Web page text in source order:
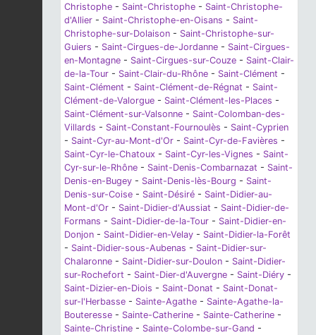
Christophe - Saint-Christophe - Saint-Christophe-
d'Allier - Saint-Christophe-en-Oisans - Saint-
Christophe-sur-Dolaison - Saint-Christophe-sur-
Guiers - Saint-Cirgues-de-Jordanne - Saint-Cirgues-
en-Montagne - Saint-Cirgues-sur-Couze - Saint-Clair-
de-la-Tour - Saint-Clair-du-Rhône - Saint-Clément -
Saint-Clément - Saint-Clément-de-Régnat - Saint-
Clément-de-Valorgue - Saint-Clément-les-Places -
Saint-Clément-sur-Valsonne - Saint-Colomban-des-
Villards - Saint-Constant-Fournoulès - Saint-Cyprien
- Saint-Cyr-au-Mont-d'Or - Saint-Cyr-de-Favières -
Saint-Cyr-le-Chatoux - Saint-Cyr-les-Vignes - Saint-
Cyr-sur-le-Rhône - Saint-Denis-Combarnazat - Saint-
Denis-en-Bugey - Saint-Denis-lès-Bourg - Saint-
Denis-sur-Coise - Saint-Désiré - Saint-Didier-au-
Mont-d'Or - Saint-Didier-d'Aussiat - Saint-Didier-de-
Formans - Saint-Didier-de-la-Tour - Saint-Didier-en-
Donjon - Saint-Didier-en-Velay - Saint-Didier-la-Forêt
- Saint-Didier-sous-Aubenas - Saint-Didier-sur-
Chalaronne - Saint-Didier-sur-Doulon - Saint-Didier-
sur-Rochefort - Saint-Dier-d'Auvergne - Saint-Diéry -
Saint-Dizier-en-Diois - Saint-Donat - Saint-Donat-
sur-l'Herbasse - Sainte-Agathe - Sainte-Agathe-la-
Bouteresse - Sainte-Catherine - Sainte-Catherine -
Sainte-Christine - Sainte-Colombe-sur-Gand -